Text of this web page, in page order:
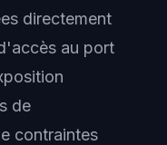
directement
au port
de
contraintes